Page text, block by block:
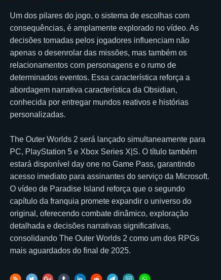
Um dos pilares do jogo, o sistema de escolhas com
consequências, é amplamente explorado no vídeo. As
decisões tomadas pelos jogadores influenciam não
apenas o desenrolar das missões, mas também os
relacionamentos com personagens e o rumo de
determinados eventos. Essa característica reforça a
abordagem narrativa característica da Obsidian,
conhecida por entregar mundos reativos e histórias
personalizadas.
The Outer Worlds 2 será lançado simultaneamente para
PC, PlayStation 5 e Xbox Series X|S. O título também
estará disponível day one no Game Pass, garantindo
acesso imediato para assinantes do serviço da Microsoft.
O vídeo de Paradise Island reforça que o segundo
capítulo da franquia promete expandir o universo do
original, oferecendo combate dinâmico, exploração
detalhada e decisões narrativas significativas,
consolidando The Outer Worlds 2 como um dos RPGs
mais aguardados do final de 2025.